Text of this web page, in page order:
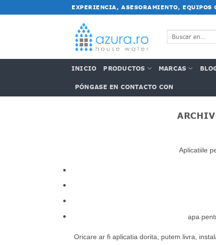
al
EXPERIENCIA, ASESORAMIENTO, EQUIPOS
Buscar:
INICIO PRODUCTOS MARCAS
PÓNGASE EN CONTACTO CON
Aplicatiile
apa
Oricare ar fi aplicatia dorita, putem livra,